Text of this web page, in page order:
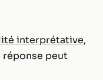
interprétative,
réponse peut